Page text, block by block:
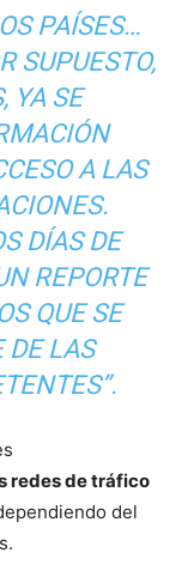
PAÍSES…
SUPUESTO,
YA SE
A LAS
DÍAS DE
REPORTE
QUE SE
DE LAS
redes de tráfico
del